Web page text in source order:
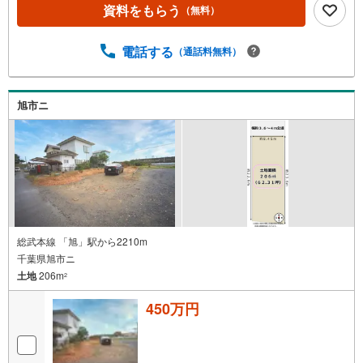
資料をもらう （無料）
電話する （通話料無料）
旭市ニ
総武本線 「旭」駅から2210m
千葉県旭市ニ
土地206m2
450万円